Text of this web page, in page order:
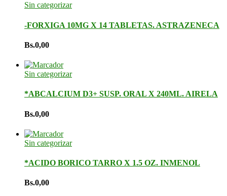
Sin categorizar
-FORXIGA 10MG X 14 TABLETAS. ASTRAZENECA
Bs.0,00
Sin categorizar
*ABCALCIUM D3+ SUSP. ORAL X 240ML. AIRELA
Bs.0,00
Sin categorizar
*ACIDO BORICO TARRO X 1.5 OZ. INMENOL
Bs.0,00